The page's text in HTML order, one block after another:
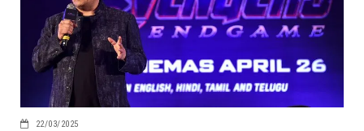
22/03/2025